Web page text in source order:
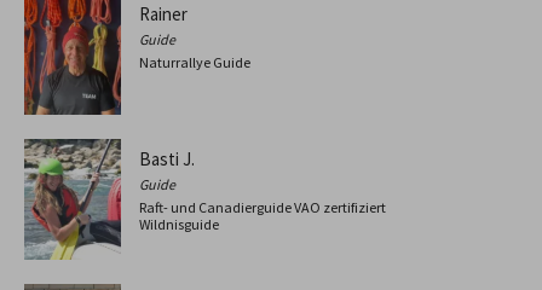
Rainer
Guide
Naturrallye Guide
Basti J.
Guide
Raft- und Canadierguide VAO zertifiziert
Wildnisguide